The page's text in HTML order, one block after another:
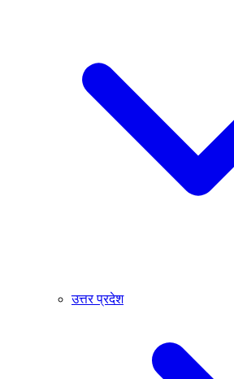
उत्तर प्रदेश